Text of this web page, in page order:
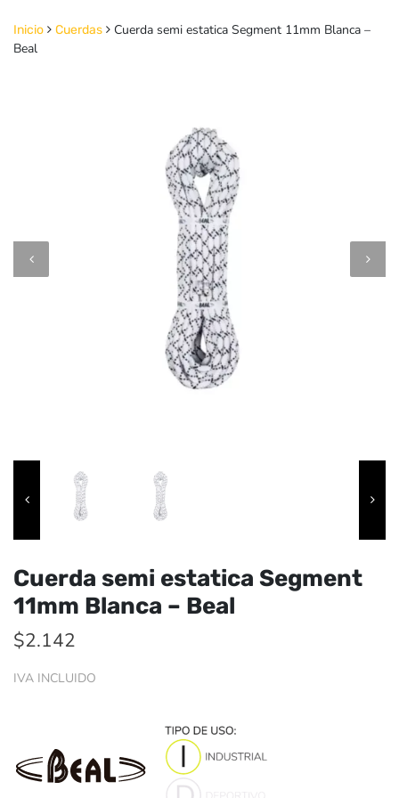
Inicio Cuerdas
Cuerda semi estatica Segment 11mm Blanca –
Beal
Cuerda semi estatica Segment
11mm Blanca – Beal
$2.142
IVA INCLUIDO